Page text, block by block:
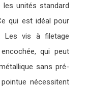
unités standard
qui est idéal pour
Les vis à filetage
qui peut
sans pré-
nécessitent